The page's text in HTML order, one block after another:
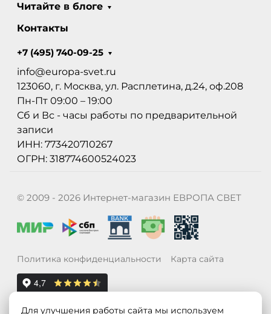
Читайте в блоге
Контакты
+7 (495) 740-09-25
info@europa-svet.ru
123060, г. Москва, ул. Расплетина, д.24, оф.208
Пн-Пт 09:00 – 19:00
Сб и Вс - часы работы по предварительной
записи
ИНН: 773420710267
ОГРН: 318774600524023
© 2009 - 2026 Интернет-магазин ЕВРОПА СВЕТ
Политика конфиденциальности Карта сайта
Для улучшения работы сайта мы используем